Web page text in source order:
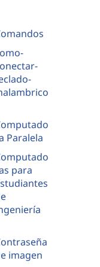
Paralela
para
imagen